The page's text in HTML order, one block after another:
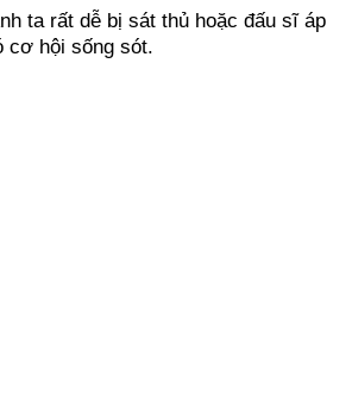
ta rất dễ bị sát thủ hoặc đấu sĩ áp
cơ hội sống sót.